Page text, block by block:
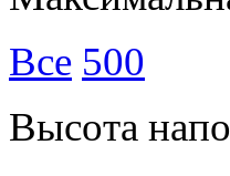
Все 500
Высота